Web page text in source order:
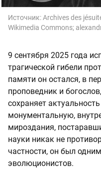
Источник:Archives des
Wikimedia Commons;
9 сентября 2025 года
трагической гибели
памяти он остался, в
проповедник и
сохраняет
монументальную,
мироздания,
науки никак не
частности, он был
эволюционистов.